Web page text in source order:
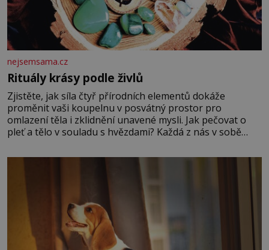
nejsemsama.cz
Rituály krásy podle živlů
Zjistěte, jak síla čtyř přírodních elementů dokáže
proměnit vaši koupelnu v posvátný prostor pro
omlazení těla i zklidnění unavené mysli. Jak pečovat o
pleť a tělo v souladu s hvězdami? Každá z nás v sobě
povaze, ale i v potřebách naší pokožky. Ohnivá znamení
Ženy narozené ve znamení Berana, Lva a Střelce v sobě
nesou žár, odvahu a neutuchající elán. Vaše